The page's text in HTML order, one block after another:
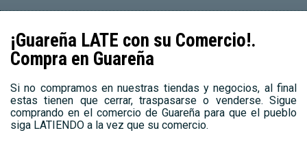
¡Guareña LATE con su Comercio!.
Compra en Guareña
Si no compramos en nuestras tiendas y negocios, al final
estas tienen que cerrar, traspasarse o venderse. Sigue
comprando en el comercio de Guareña para que el pueblo
siga LATIENDO a la vez que su comercio.